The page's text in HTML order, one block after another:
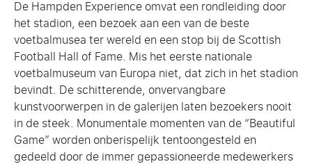
De Hampden Experience omvat een rondleiding door
het stadion, een bezoek aan een van de beste
voetbalmusea ter wereld en een stop bij de Scottish
Football Hall of Fame. Mis het eerste nationale
voetbalmuseum van Europa niet, dat zich in het stadion
bevindt. De schitterende, onvervangbare
kunstvoorwerpen in de galerijen laten bezoekers nooit
in de steek. Monumentale momenten van de “Beautiful
Game” worden onberispelijk tentoongesteld en
gedeeld door de immer gepassioneerde medewerkers